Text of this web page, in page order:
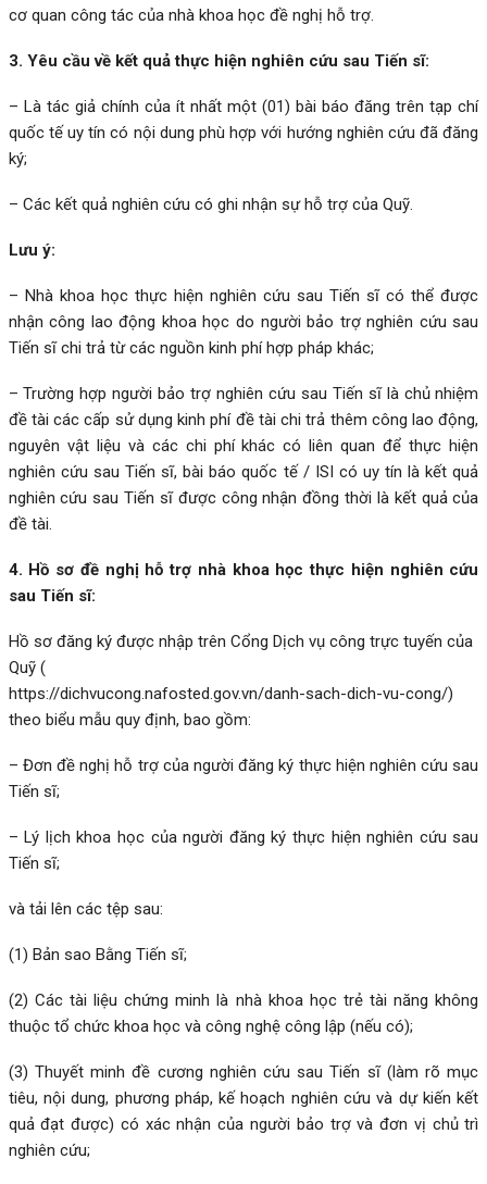
cơ quan công tác của nhà khoa học đề nghị hỗ trợ.
3. Yêu cầu về kết quả thực hiện nghiên cứu sau Tiến sĩ:
– Là tác giả chính của ít nhất một (01) bài báo đăng trên tạp chí
quốc tế uy tín có nội dung phù hợp với hướng nghiên cứu đã đăng
ký;
– Các kết quả nghiên cứu có ghi nhận sự hỗ trợ của Quỹ.
Lưu ý:
– Nhà khoa học thực hiện nghiên cứu sau Tiến sĩ có thể được
nhận công lao động khoa học do người bảo trợ nghiên cứu sau
Tiến sĩ chi trả từ các nguồn kinh phí hợp pháp khác;
– Trường hợp người bảo trợ nghiên cứu sau Tiến sĩ là chủ nhiệm
đề tài các cấp sử dụng kinh phí đề tài chi trả thêm công lao động,
nguyên vật liệu và các chi phí khác có liên quan để thực hiện
nghiên cứu sau Tiến sĩ, bài báo quốc tế / ISI có uy tín là kết quả
nghiên cứu sau Tiến sĩ được công nhận đồng thời là kết quả của
đề tài.
4. Hồ sơ đề nghị hỗ trợ nhà khoa học thực hiện nghiên cứu
sau Tiến sĩ:
Hồ sơ đăng ký được nhập trên Cổng Dịch vụ công trực tuyến của
Quỹ (
https://dichvucong.nafosted.gov.vn/danh-sach-dich-vu-cong/)
theo biểu mẫu quy định, bao gồm:
– Đơn đề nghị hỗ trợ của người đăng ký thực hiện nghiên cứu sau
Tiến sĩ;
– Lý lịch khoa học của người đăng ký thực hiện nghiên cứu sau
Tiến sĩ;
và tải lên các tệp sau:
(1) Bản sao Bằng Tiến sĩ;
(2) Các tài liệu chứng minh là nhà khoa học trẻ tài năng không
thuộc tổ chức khoa học và công nghệ công lập (nếu có);
(3) Thuyết minh đề cương nghiên cứu sau Tiến sĩ (làm rõ mục
tiêu, nội dung, phương pháp, kế hoạch nghiên cứu và dự kiến kết
quả đạt được) có xác nhận của người bảo trợ và đơn vị chủ trì
nghiên cứu;